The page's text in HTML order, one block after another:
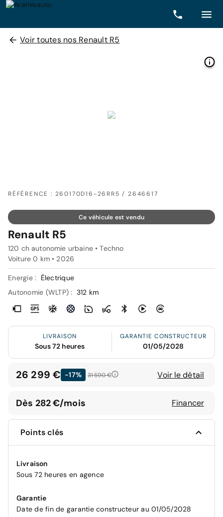
Voir toutes nos Renault R5
RÉFÉRENCE : 260170D16-26RR5 / 2646617
Ce véhicule est vendu
Renault R5
120 ch autonomie urbaine • Techno
Voiture 0 km • 2026
Energie :
Électrique
Autonomie (WLTP) : 312 km
LIVRAISON
Sous 72 heures
GARANTIE CONSTRUCTEUR
01/05/2028
26 299 € -17% 31 590 € Voir le détail
Dès 282 €/mois Financer
Points clés
Livraison
Sous 72 heures en agence
Garantie
Date de fin de garantie constructeur au 01/05/2028